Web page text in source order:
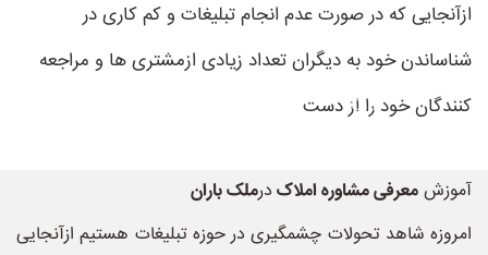
ازآنجایی که در صورت عدم انجام تبلیغات و کم کاری در
شناساندن خود به دیگران تعداد زیادی ازمشتری ها و مراجعه
کنندگان خود را از دست
آموزش معرفی مشاوره املاک درملک باران
امروزه شاهد تحولات چشمگیری در حوزه تبلیغات هستیم ازآنجایی